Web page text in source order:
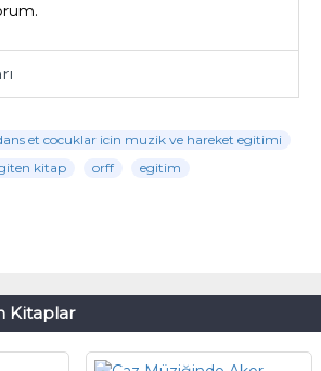
et cocuklar icin muzik ve hareket egitimi
kitap orff egitim
Kitaplar